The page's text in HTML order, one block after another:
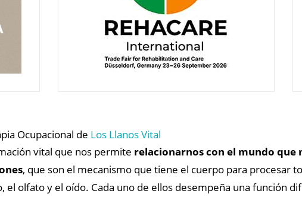
Ocupacional de Los Llanos Vital
vital que nos permite relacionarnos con el mundo que
, que son el mecanismo que tiene el cuerpo para procesar
el olfato y el oído. Cada uno de ellos desempeña una función